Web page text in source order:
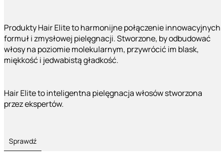
Produkty Hair Elite to harmonijne połączenie innowacyjnych
formuł i zmysłowej pielęgnacji. Stworzone, by odbudować
włosy na poziomie molekularnym, przywrócić im blask,
miękkość i jedwabistą gładkość.
Hair Elite to inteligentna pielęgnacja włosów stworzona
przez ekspertów.
Sprawdź